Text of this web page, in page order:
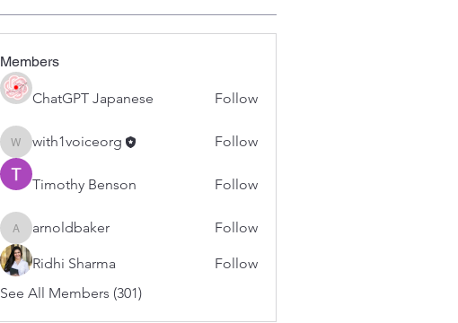
Members
ChatGPT Japanese Follow
with1voiceorg
with1voiceorg Follow
Timothy Benson Follow
arnoldbaker
arnoldbaker Follow
Ridhi Sharma
Follow
See All Members (301)